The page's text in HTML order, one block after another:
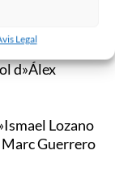
Legal
d»Álex
Lozano
Marc Guerrero